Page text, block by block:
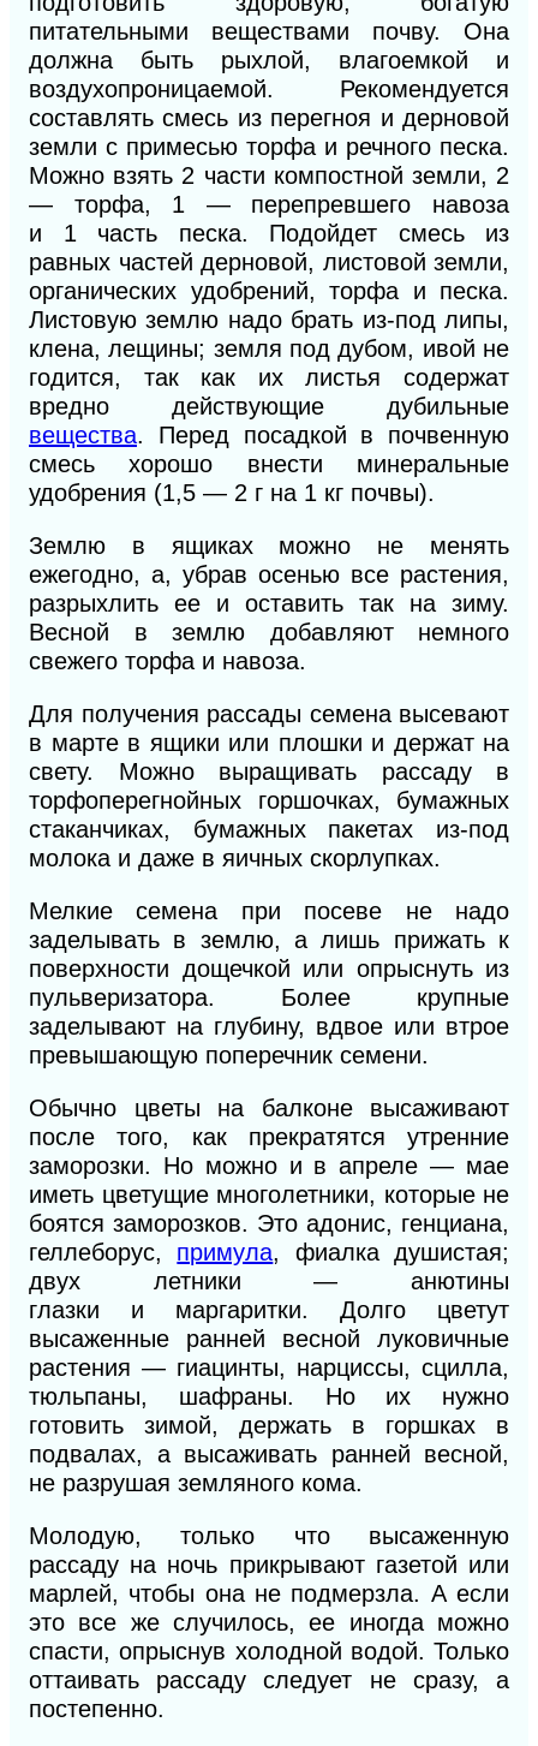
питательными веществами почву. Она
должна быть рыхлой, влагоемкой и
воздухопроницаемой. Рекомендуется
составлять смесь из перегноя и дерновой
земли с примесью торфа и речного песка.
Можно взять 2 части компостной земли, 2
— торфа, 1 — перепревшего навоза
и 1 часть песка. Подойдет смесь из
равных частей дерновой, листовой земли,
органических удобрений, торфа и песка.
Листовую землю надо брать из-под липы,
клена, лещины; земля под дубом, ивой не
годится, так как их листья содержат
вредно действующие дубильные
вещества. Перед посадкой в почвенную
смесь хорошо внести минеральные
удобрения (1,5 — 2 г на 1 кг почвы).
Землю в ящиках можно не менять
ежегодно, а, убрав осенью все растения,
разрыхлить ее и оставить так на зиму.
Весной в землю добавляют немного
свежего торфа и навоза.
Для получения рассады семена высевают
в марте в ящики или плошки и держат на
свету. Можно выращивать рассаду в
торфоперегнойных горшочках, бумажных
стаканчиках, бумажных пакетах из-под
молока и даже в яичных скорлупках.
Мелкие семена при посеве не надо
заделывать в землю, а лишь прижать к
поверхности дощечкой или опрыснуть из
пульверизатора. Более крупные
заделывают на глубину, вдвое или втрое
превышающую поперечник семени.
Обычно цветы на балконе высаживают
после того, как прекратятся утренние
заморозки. Но можно и в апреле — мае
иметь цветущие многолетники, которые не
боятся заморозков. Это адонис, генциана,
геллеборус, примула, фиалка душистая;
двух летники — анютины
глазки и маргаритки. Долго цветут
высаженные ранней весной луковичные
растения — гиацинты, нарциссы, сцилла,
тюльпаны, шафраны. Но их нужно
готовить зимой, держать в горшках в
подвалах, а высаживать ранней весной,
не разрушая земляного кома.
Молодую, только что высаженную
рассаду на ночь прикрывают газетой или
марлей, чтобы она не подмерзла. А если
это все же случилось, ее иногда можно
спасти, опрыснув холодной водой. Только
оттаивать рассаду следует не сразу, а
постепенно.